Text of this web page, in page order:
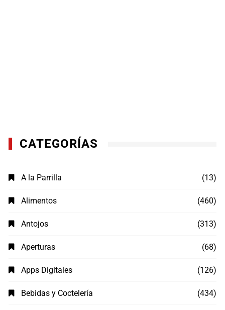
CATEGORÍAS
A la Parrilla (13)
Alimentos (460)
Antojos (313)
Aperturas (68)
Apps Digitales (126)
Bebidas y Coctelería (434)